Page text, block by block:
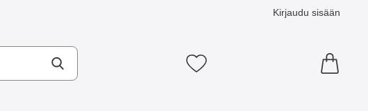
Kirjaudu sisään
Suosikkini